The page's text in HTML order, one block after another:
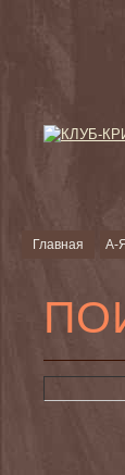
Главная А-Я